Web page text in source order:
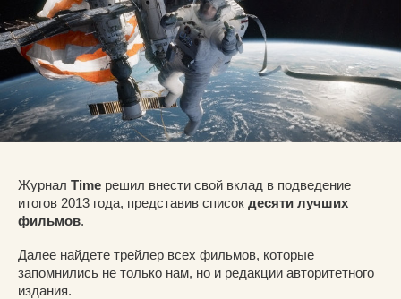
Журнал Time решил внести свой вклад в подведение
итогов 2013 года, представив список десяти лучших
фильмов.
Далее найдете трейлер всех фильмов, которые
запомнились не только нам, но и редакции авторитетного
издания.